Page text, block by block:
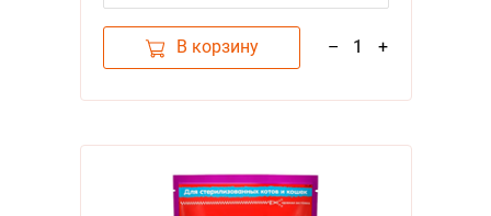
В корзину – 1 +